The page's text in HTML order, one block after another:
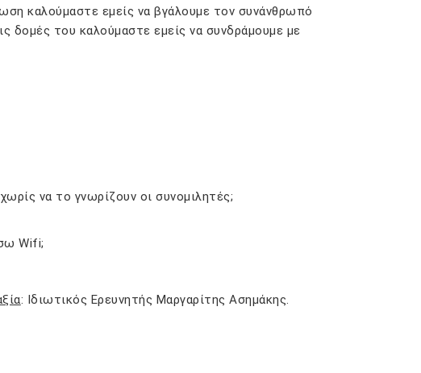
καλούμαστε εμείς να βγάλουμε τον συνάνθρωπό
δομές του καλούμαστε εμείς να συνδράμουμε με
να το γνωρίζουν οι συνομιλητές;
Wifi;
: Ιδιωτικός Ερευνητής Μαργαρίτης Ασημάκης.